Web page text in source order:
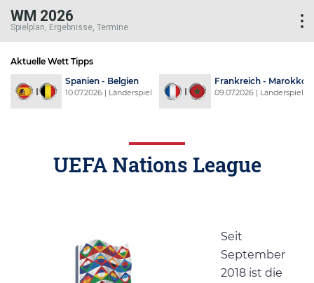
WM 2026
Spielplan, Ergebnisse, Termine
Aktuelle Wett Tipps
Spanien - Belgien
10.07.2026 | Länderspiel
Frankreich - Marokko
09.07.2026 | Länderspiel
UEFA Nations League
Seit
September
2018 ist die